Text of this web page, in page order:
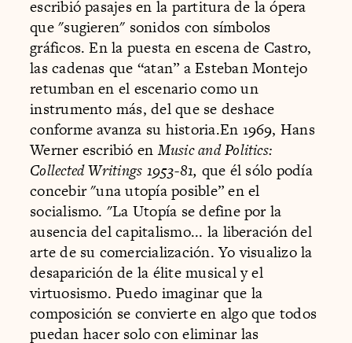
escribió pasajes en la partitura de la ópera
que "sugieren" sonidos con símbolos
gráficos. En la puesta en escena de Castro,
las cadenas que “atan” a Esteban Montejo
retumban en el escenario como un
instrumento más, del que se deshace
conforme avanza su historia.En 1969, Hans
Werner escribió enMusic and Politics:
Collected Writings 1953-81, que él sólo podía
concebir "una utopía posible” en el
socialismo. "La Utopía se define por la
ausencia del capitalismo... la liberación del
arte de su comercialización. Yo visualizo la
desaparición de la élite musical y el
virtuosismo. Puedo imaginar que la
composición se convierte en algo que todos
puedan hacer solo con eliminar las